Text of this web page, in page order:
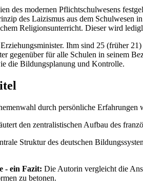
des modernen Pflichtschulwesens
des Laizismus aus dem
Religionsunterricht. Dieser wird
Ihm sind 25 (früher
gegenüber für alle Schulen in seinem
die Bildungsplanung und Kontrolle.
durch persönliche Erfahrungen
den zentralistischen Aufbau des
Struktur des deutschen
- ein Fazit: Die Autorin vergleicht die
zu betonen.